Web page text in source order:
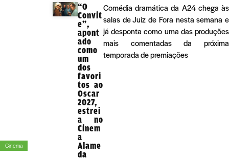
Cinema
“O
Convit
e”,
apont
ado
como
um
dos
favori
tos ao
Oscar
2027,
estrei
a no
Cinem
a
Alame
da
Comédia dramática da A24 chega às
salas de Juiz de Fora nesta semana e
já desponta como uma das produções
mais comentadas da próxima
temporada de premiações